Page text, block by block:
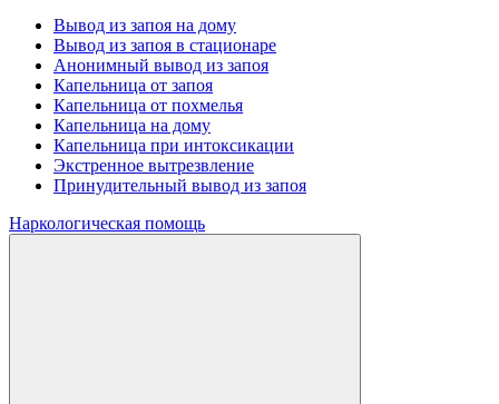
Вывод из запоя на дому
Вывод из запоя в стационаре
Анонимный вывод из запоя
Капельница от запоя
Капельница от похмелья
Капельница на дому
Капельница при интоксикации
Экстренное вытрезвление
Принудительный вывод из запоя
Наркологическая помощь